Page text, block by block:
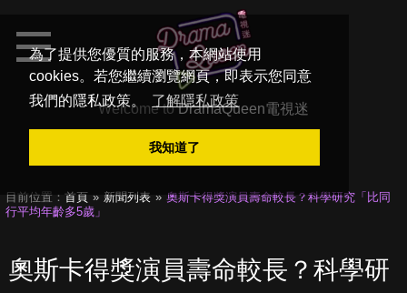
為了提供您優質的服務，本網站使用
cookies。若您繼續瀏覽網頁，即表示您同意
我們的隱私政策。
了解隱私政策
我知道了
Welcome toDramaQueen電視迷
目前位置： 首頁 新聞列表
奧斯卡得獎演員壽命較長？科學研究「比同
行平均年齡多5歲」
奧斯卡得獎演員壽命較長？科學研